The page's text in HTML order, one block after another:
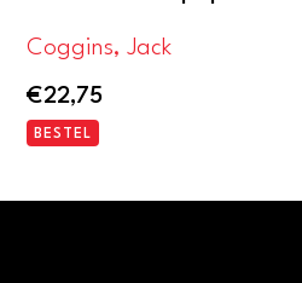
Coggins, Jack
€22,75
BESTEL